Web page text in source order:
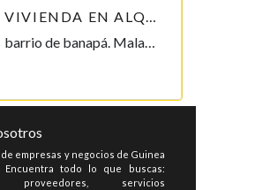
empresas y negocios de Guinea
Encuentra todo lo que buscas:
proveedores, servicios